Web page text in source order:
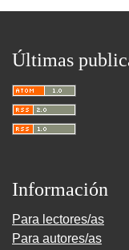
Últimas
Información
Para lectores/as
Para autores/as